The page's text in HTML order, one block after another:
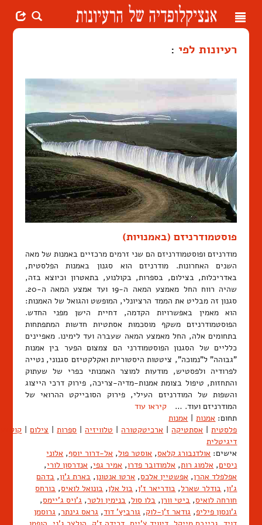
Toggle
רעיונות לפי :
פוסטמודרניזם (באמנויות)
מודרניזם ופוסטמודרניזם הם שני זרמים מרכזיים באמנות של מאה
השנים האחרונות. מודרניזם הוא סגנון באמנות הפלסטית,
באדריכלות, בצילום, בספרות, בקולנוע, בתאטרון וכיוצא בזה,
שהיה רווח החל מאמצע המאה ה-19 ועד אמצע המאה ה-20.
סגנון זה מבליט את הממד הרציונלי, המופשט והגואל של האמנות:
הוא מאמין באפשרויות הקדמה, דחיית הישן מפני החדש.
הפוסטמודרניזם משקף מוסכמות אסתטיות חדשות המתפתחות
בתחומים אלה, החל מאמצע המאה שעברה ועד לימינו. מאפיינים
כלליים של הסגנון הפוסטמודרני הם צמצום הפער בין אמנות
"גבוהה" ל"נמוכה", ציטטות היסטוריות ואקלקטיזם סגנוני, נטייה
לפרודיה ולפסטיש, מודעות למוצר האמנותי כפרי של שעתוק
והתחזות, טיפול בצומת אמנות-מדיה-צריכה, פירוק דרכי הייצוג
והשפות של המודרניזם העילי, פירוק הסובייקט ההרואי של
המודרניזם ועוד. … קיראו עוד
תחום: אמנות | אמנות
פלסטית | אסתטיקה | ארכיטקטורה | טלוויזיה | ספרות | צילום | קולנוע
דיגיטלית
אישים: אולדנבורג קלאס, אוסטר פול, אל-דרור יוסף, אלוני
ניסים, אלמוג רות, אלמודובר פדרו, אמיר גפי, אנדרסון לורי,
אפלפלד אהרן, אפשטיין אלכס, ארטו אנטונן, בארת ג'ון, בדהם
ג'ון, בודלר שארל, בודריאר ז'ן, בול אלן, בונואל לואיס, בורחס
חורחה לואיס, ביטי וורן, בלו סול, בנימין ולטר, ג'ויס ג'יימס,
ג'ונסון פיליפ, גודאר ז'ן-לוק, גורביץ' דוד, גראס גינתר, גרוסמן